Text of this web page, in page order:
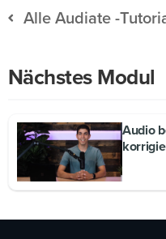
Alle Audiate -
Nächstes Modul
Audio